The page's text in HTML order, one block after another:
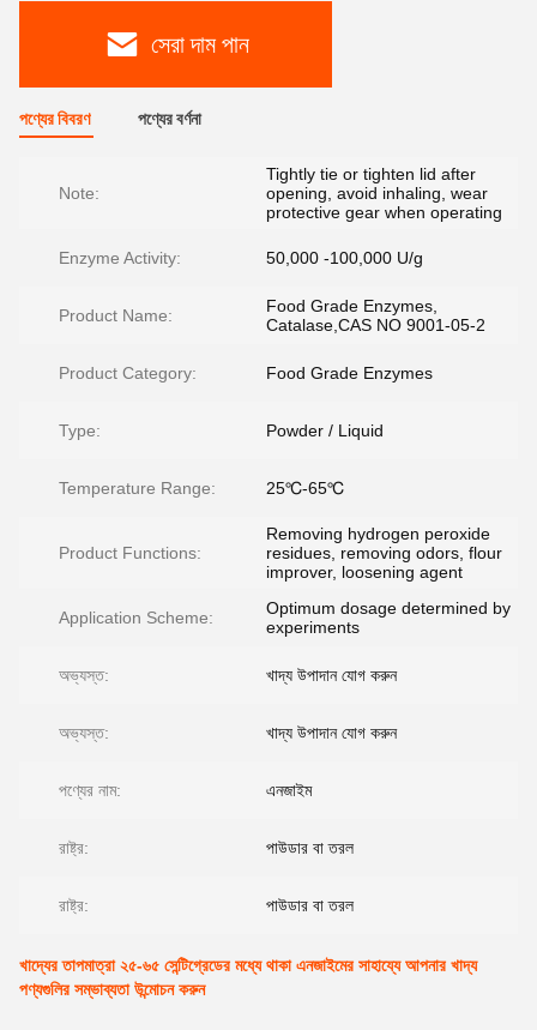
সেরা দাম পান
পণ্যের বিবরণ পণ্যের বর্ণনা
Note:
Tightly tie or tighten lid after
opening, avoid inhaling, wear
protective gear when operating
Enzyme Activity: 50,000 -100,000 U/g
Product Name:
Food Grade Enzymes,
Catalase,CAS NO 9001-05-2
Product Category: Food Grade Enzymes
Type: Powder / Liquid
Temperature Range: 25℃-65℃
Product Functions:
Removing hydrogen peroxide
residues, removing odors, flour
improver, loosening agent
Application Scheme:
Optimum dosage determined by
experiments
অভ্যস্ত: খাদ্য উপাদান যোগ করুন
অভ্যস্ত: খাদ্য উপাদান যোগ করুন
পণ্যের নাম: এনজাইম
রাষ্ট্র: পাউডার বা তরল
রাষ্ট্র: পাউডার বা তরল
খাদ্যের তাপমাত্রা ২৫-৬৫ সেন্টিগ্রেডের মধ্যে থাকা এনজাইমের সাহায্যে আপনার খাদ্য
পণ্যগুলির সম্ভাব্যতা উন্মোচন করুন